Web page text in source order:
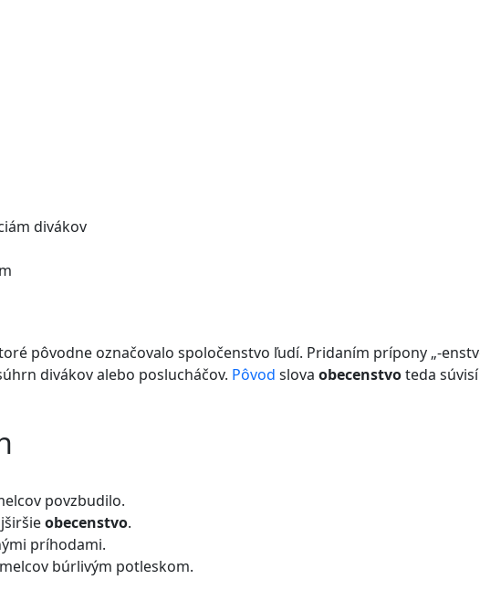
divákov
pôvodne označovalo spoločenstvo ľudí. Pridaním prípony „-
divákov alebo poslucháčov. Pôvod slova obecenstvoteda
povzbudilo.
obecenstvo.
príhodami.
búrlivým potleskom.